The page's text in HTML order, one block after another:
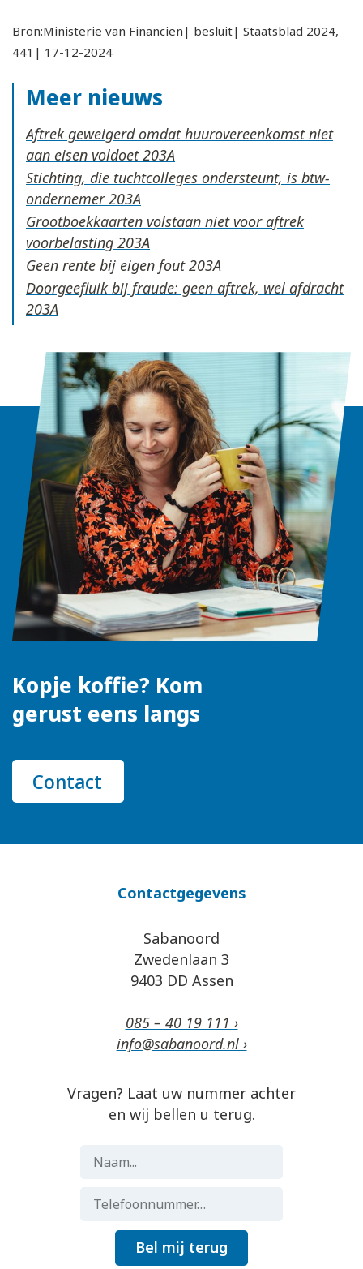
Bron:Ministerie van Financiën| besluit| Staatsblad 2024,
441| 17-12-2024
Meer nieuws
Aftrek geweigerd omdat huurovereenkomst niet
aan eisen voldoet
Stichting, die tuchtcolleges ondersteunt, is btw-
ondernemer
Grootboekkaarten volstaan niet voor aftrek
voorbelasting
Geen rente bij eigen fout
Doorgeefluik bij fraude: geen aftrek, wel afdracht
Kopje koffie? Kom
gerust eens langs
Contact
Contactgegevens
Sabanoord
Zwedenlaan 3
9403 DD Assen
085 – 40 19 111 ›
info@sabanoord.nl ›
Vragen? Laat uw nummer achter
en wij bellen u terug.
Bel mij terug